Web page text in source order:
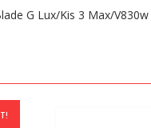
G Lux/Kis 3 Max/V830w